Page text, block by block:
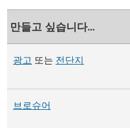
만들고 싶습니다...
광고 또는 전단지
브로슈어